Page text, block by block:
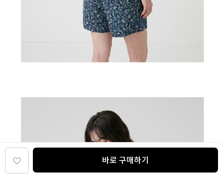
바로 구매하기